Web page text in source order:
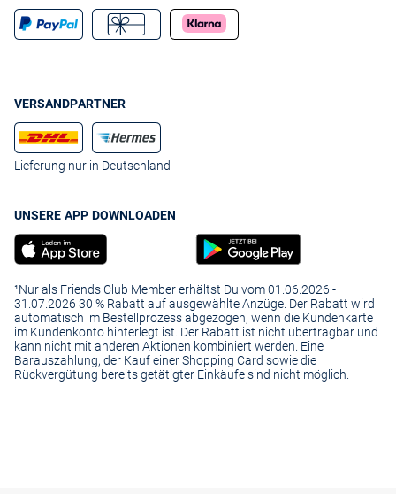
VERSANDPARTNER
Lieferung nur in Deutschland
UNSERE APP DOWNLOADEN
¹Nur als Friends Club Member erhältst Du vom 01.06.2026 -
31.07.2026 30 % Rabatt auf ausgewählte Anzüge. Der Rabatt wird
automatisch im Bestellprozess abgezogen, wenn die Kundenkarte
im Kundenkonto hinterlegt ist. Der Rabatt ist nicht übertragbar und
kann nicht mit anderen Aktionen kombiniert werden. Eine
Barauszahlung, der Kauf einer Shopping Card sowie die
Rückvergütung bereits getätigter Einkäufe sind nicht möglich.